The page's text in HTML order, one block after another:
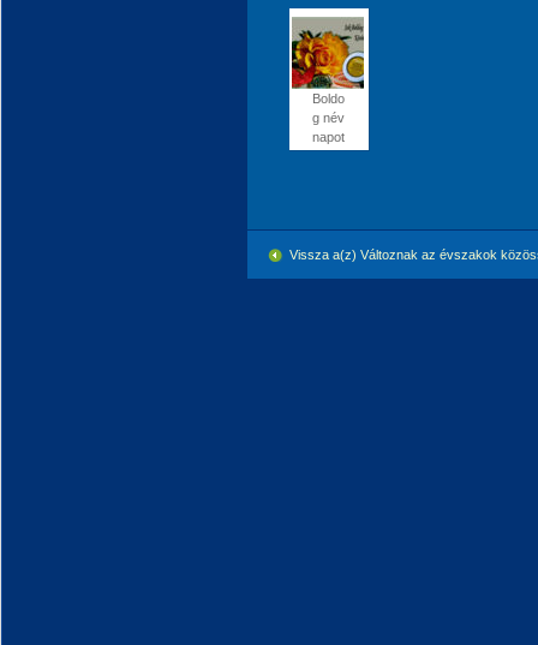
Boldo
g név
napot
Vissza a(z) Változnak az évszakok